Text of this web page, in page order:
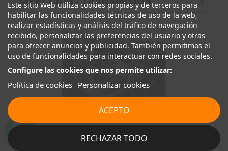
HONDA CR-V (RW) 2.0 I-MMD HYBRID ELEGANCE 2WD
Este sitio Web utiliza cookies propias y de terceros para
habilitar las funcionalidades técnicas de uso de la web,
realizar estadísticas y análisis del tráfico de navegación
recibido, personalizar las preferencias del usuario y otras
para ofrecer anuncios y publicidad. También permitimos el
uso de funcionalidades para interactuar con redes sociales.
Configure las cookies que nos permite utilizar:
Política de cookies Personalizar cookies
RECHAZAR TODO
ACEPTO